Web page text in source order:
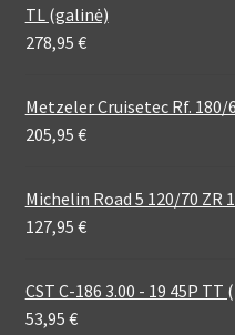
TL (galinė)
278,95 €
Metzeler Cruisetec Rf. 180/
205,95 €
Michelin Road 5 120/70 ZR
127,95 €
CST C-186 3.00 - 19 45P TT
53,95 €